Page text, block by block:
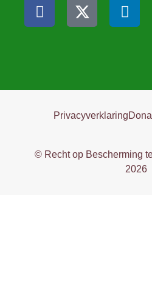
Privacyverklaring
© Recht op Bescherming
2026